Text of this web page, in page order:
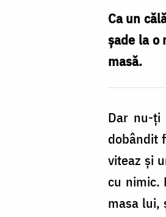
Ca un
șade la o
masă.
Dar nu-ți
dobândit
viteaz și
cu nimic.
masa lui,